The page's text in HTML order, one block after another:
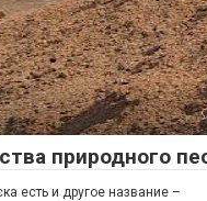
природного
есть и другое название –